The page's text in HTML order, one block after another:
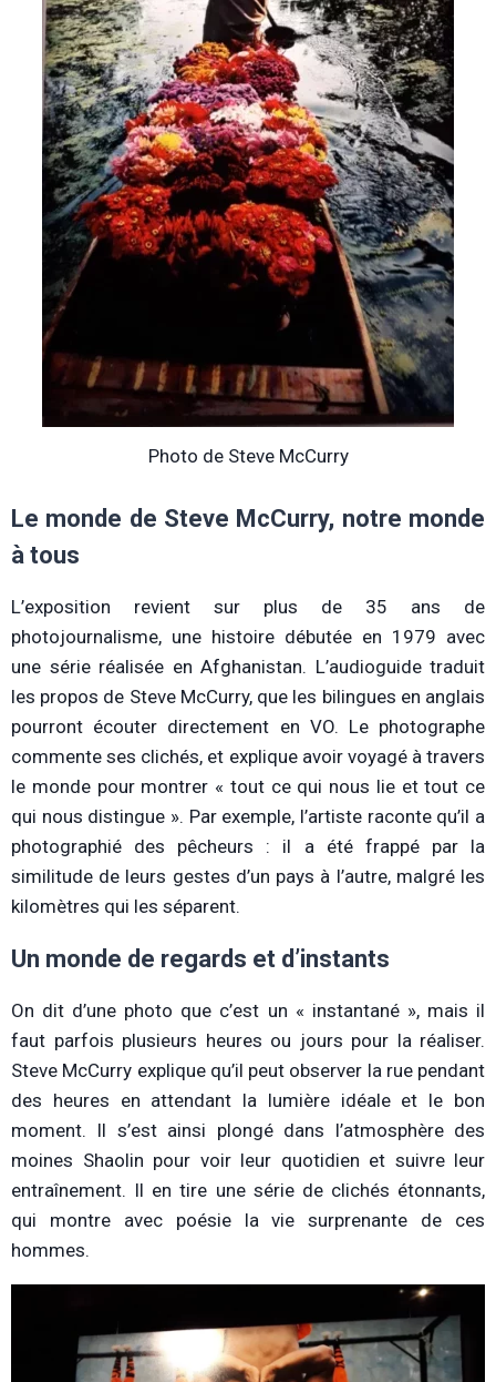
Photo de Steve McCurry
Le monde de Steve McCurry, notre monde
à tous
L’exposition revient sur plus de 35 ans de
photojournalisme, une histoire débutée en 1979 avec
une série réalisée en Afghanistan. L’audioguide traduit
les propos de Steve McCurry, que les bilingues en anglais
pourront écouter directement en VO. Le photographe
commente ses clichés, et explique avoir voyagé à travers
le monde pour montrer « tout ce qui nous lie et tout ce
qui nous distingue ». Par exemple, l’artiste raconte qu’il a
photographié des pêcheurs : il a été frappé par la
similitude de leurs gestes d’un pays à l’autre, malgré les
kilomètres qui les séparent.
Un monde de regards et d’instants
On dit d’une photo que c’est un « instantané », mais il
faut parfois plusieurs heures ou jours pour la réaliser.
Steve McCurry explique qu’il peut observer la rue pendant
des heures en attendant la lumière idéale et le bon
moment. Il s’est ainsi plongé dans l’atmosphère des
moines Shaolin pour voir leur quotidien et suivre leur
entraînement. Il en tire une série de clichés étonnants,
qui montre avec poésie la vie surprenante de ces
hommes.